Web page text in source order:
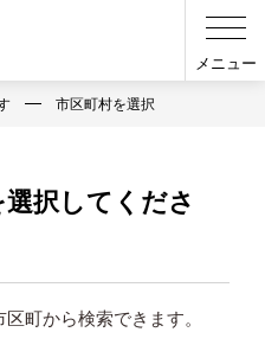
メニュー
市区町村を選択
択してくださ
町から検索できます。